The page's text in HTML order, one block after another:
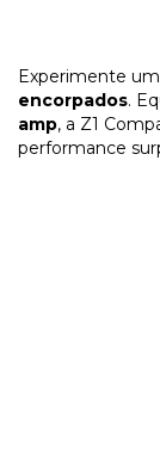
Experimente
encorpados.
amp, a Z1
performance